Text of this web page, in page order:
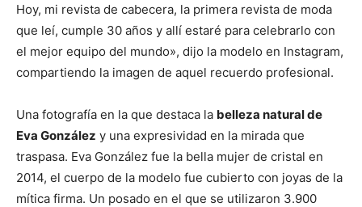
Hoy, mi revista de cabecera, la primera revista de moda
que leí, cumple 30 años y allí estaré para celebrarlo con
el mejor equipo del mundo», dijo la modelo en Instagram,
compartiendo la imagen de aquel recuerdo profesional.
Una fotografía en la que destaca la belleza natural de
Eva González y una expresividad en la mirada que
traspasa. Eva González fue la bella mujer de cristal en
2014, el cuerpo de la modelo fue cubierto con joyas de la
mítica firma. Un posado en el que se utilizaron 3.900